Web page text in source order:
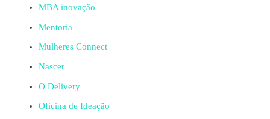
MBA inovação
Mentoria
Mulheres Connect
Nascer
O Delivery
Oficina de Ideação